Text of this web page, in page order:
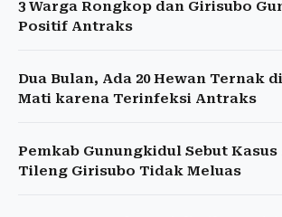
3 Warga Rongkop dan Girisubo
Positif Antraks
Dua Bulan, Ada 20 Hewan Ternak
Mati karena Terinfeksi Antraks
Pemkab Gunungkidul Sebut
Tileng Girisubo Tidak Meluas